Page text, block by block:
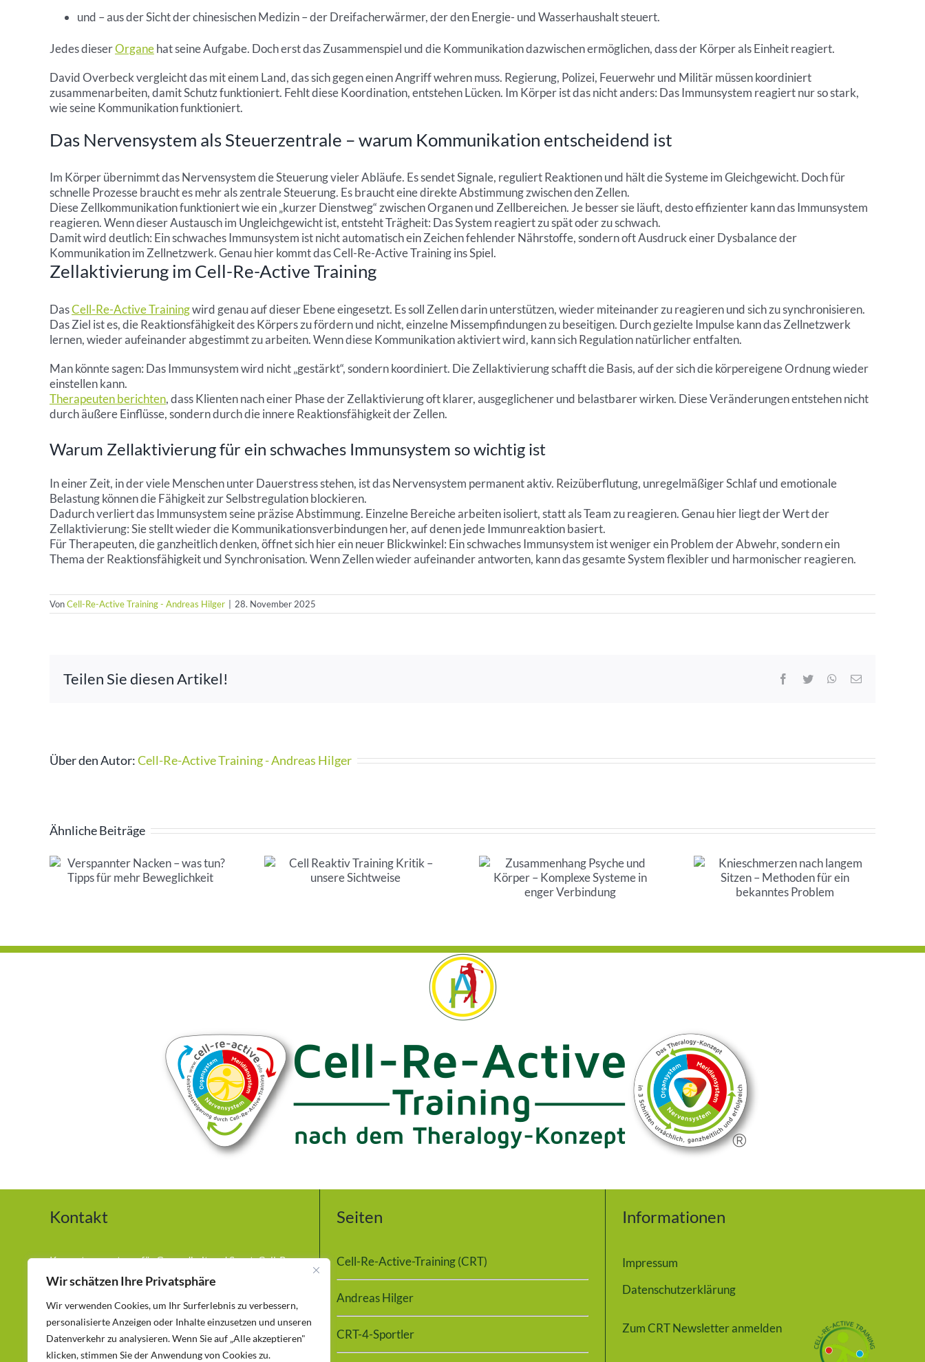
Wir schätzen Ihre Privatsphäre
Wir verwenden Cookies, um Ihr Surferlebnis zu verbessern,
personalisierte Anzeigen oder Inhalte einzusetzen und unseren
Datenverkehr zu analysieren. Wenn Sie auf „Alle akzeptieren"
klicken, stimmen Sie der Anwendung von Cookies zu.
und – aus der Sicht der chinesischen Medizin – der Dreifacherwärmer, der den Energie- und Wasserhaushalt steuert.
Jedes dieserOrganehat seine Aufgabe. Doch erst das Zusammenspiel und die Kommunikation dazwischen ermöglichen, dass der Körper als Einheit reagiert.
David Overbeck vergleicht das mit einem Land, das sich gegen einen Angriff wehren muss. Regierung, Polizei, Feuerwehr und Militär müssen koordiniert
zusammenarbeiten, damit Schutz funktioniert. Fehlt diese Koordination, entstehen Lücken. Im Körper ist das nicht anders: Das Immunsystem reagiert nur so stark,
wie seine Kommunikation funktioniert.
Das Nervensystem als Steuerzentrale – warum Kommunikation entscheidend ist
Im Körper übernimmt das Nervensystem die Steuerung vieler Abläufe. Es sendet Signale, reguliert Reaktionen und hält die Systeme im Gleichgewicht. Doch für
schnelle Prozesse braucht es mehr als zentrale Steuerung. Es braucht eine direkte Abstimmung zwischen den Zellen.
Diese Zellkommunikation funktioniert wie ein „kurzer Dienstweg“ zwischen Organen und Zellbereichen. Je besser sie läuft, desto effizienter kann das Immunsystem
reagieren. Wenn dieser Austausch im Ungleichgewicht ist, entsteht Trägheit: Das System reagiert zu spät oder zu schwach.
Damit wird deutlich: Ein schwaches Immunsystem ist nicht automatisch ein Zeichen fehlender Nährstoffe, sondern oft Ausdruck einer Dysbalance der
Kommunikation im Zellnetzwerk. Genau hier kommt das Cell-Re-Active Training ins Spiel.
Zellaktivierung im Cell-Re-Active Training
DasCell-Re-Active Trainingwird genau auf dieser Ebene eingesetzt. Es soll Zellen darin unterstützen, wieder miteinander zu reagieren und sich zu synchronisieren.
Das Ziel ist es, die Reaktionsfähigkeit des Körpers zu fördern und nicht, einzelne Missempfindungen zu beseitigen. Durch gezielte Impulse kann das Zellnetzwerk
lernen, wieder aufeinander abgestimmt zu arbeiten. Wenn diese Kommunikation aktiviert wird, kann sich Regulation natürlicher entfalten.
Man könnte sagen: Das Immunsystem wird nicht „gestärkt“, sondern koordiniert. Die Zellaktivierung schafft die Basis, auf der sich die körpereigene Ordnung wieder
einstellen kann.
Therapeuten berichten, dass Klienten nach einer Phase der Zellaktivierung oft klarer, ausgeglichener und belastbarer wirken. Diese Veränderungen entstehen nicht
durch äußere Einflüsse, sondern durch die innere Reaktionsfähigkeit der Zellen.
Warum Zellaktivierung für ein schwaches Immunsystem so wichtig ist
In einer Zeit, in der viele Menschen unter Dauerstress stehen, ist das Nervensystem permanent aktiv. Reizüberflutung, unregelmäßiger Schlaf und emotionale
Belastung können die Fähigkeit zur Selbstregulation blockieren.
Dadurch verliert das Immunsystem seine präzise Abstimmung. Einzelne Bereiche arbeiten isoliert, statt als Team zu reagieren. Genau hier liegt der Wert der
Zellaktivierung: Sie stellt wieder die Kommunikationsverbindungen her, auf denen jede Immunreaktion basiert.
Für Therapeuten, die ganzheitlich denken, öffnet sich hier ein neuer Blickwinkel: Ein schwaches Immunsystem ist weniger ein Problem der Abwehr, sondern ein
Thema der Reaktionsfähigkeit und Synchronisation. Wenn Zellen wieder aufeinander antworten, kann das gesamte System flexibler und harmonischer reagieren.
VonCell-Re-Active Training - Andreas Hilger 28. November 2025
Teilen Sie diesen Artikel! Facebook
Twitter WhatsApp
E-
Über den Autor:Cell-Re-Active Training - Andreas Hilger
Ähnliche Beiträge
Cell Reaktiv Training
Kritik – unsere
Zusammenhang
Psyche und Körper –
Knieschmerzen nach
langem Sitzen –
Methoden für ein
Kontakt
Kompetenzzentrum für Gesundheit und Sport. Cell-Re-
Telefon:0177-3686417
Egetterstraße 12 – 80689 München – Laim
Seiten
Cell-Re-Active-Training (CRT)
Andreas Hilger
CRT-4-Sportler
Informationen
Impressum
Datenschutzerklärung
Zum CRT Newsletter anmelden